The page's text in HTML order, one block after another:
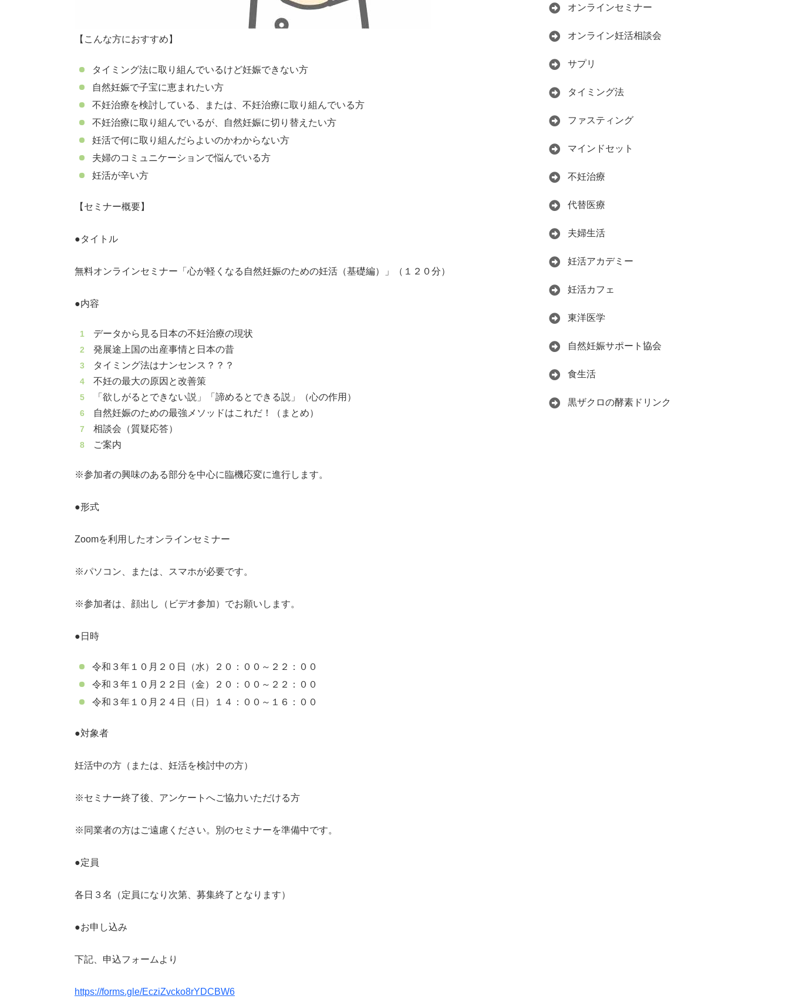
【こんな方におすすめ】
タイミング法に取り組んでいるけど妊娠できない方
自然妊娠で子宝に恵まれたい方
不妊治療を検討している、または、不妊治療に取り組んでいる方
不妊治療に取り組んでいるが、自然妊娠に切り替えたい方
妊活で何に取り組んだらよいのかわからない方
夫婦のコミュニケーションで悩んでいる方
妊活が辛い方
【セミナー概要】
●タイトル
無料オンラインセミナー「心が軽くなる自然妊娠のための妊活（基礎編）」（１２０分）
●内容
データから見る日本の不妊治療の現状
発展途上国の出産事情と日本の昔
タイミング法はナンセンス？？？
不妊の最大の原因と改善策
「欲しがるとできない説」「諦めるとできる説」（心の作用）
自然妊娠のための最強メソッドはこれだ！（まとめ）
相談会（質疑応答）
ご案内
※参加者の興味のある部分を中心に臨機応変に進行します。
●形式
Zoomを利用したオンラインセミナー
※パソコン、または、スマホが必要です。
※参加者は、顔出し（ビデオ参加）でお願いします。
●日時
令和３年１０月２０日（水）２０：００～２２：００
令和３年１０月２２日（金）２０：００～２２：００
令和３年１０月２４日（日）１４：００～１６：００
●対象者
妊活中の方（または、妊活を検討中の方）
※セミナー終了後、アンケートへご協力いただける方
※同業者の方はご遠慮ください。別のセミナーを準備中です。
●定員
各日３名（定員になり次第、募集終了となります）
●お申し込み
下記、申込フォームより
https://forms.gle/EcziZvcko8rYDCBW6
オンラインセミナー
オンライン妊活相談会
サプリ
タイミング法
ファスティング
マインドセット
不妊治療
代替医療
夫婦生活
妊活アカデミー
妊活カフェ
東洋医学
自然妊娠サポート協会
食生活
黒ザクロの酵素ドリンク